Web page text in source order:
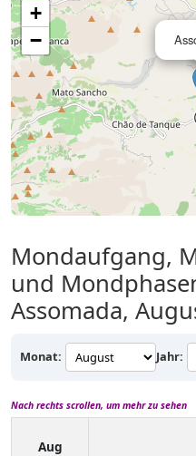
+
−
Mondaufgang,
und
Assomada,
Monat: Jahr:
Nach rechts scrollen, um mehr zu sehen
Aug